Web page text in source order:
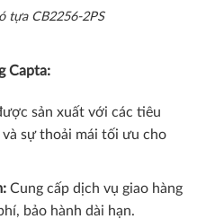
tựa CB2256-2PS
Capta:
sản xuất với các tiêu
sự thoải mái tối ưu cho
Cung cấp dịch vụ giao hàng
bảo hành dài hạn.